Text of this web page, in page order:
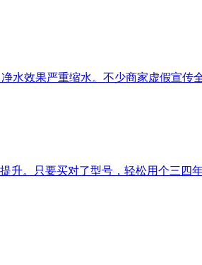
水效果严重缩水。不少商家虚假宣传
升。只要买对了型号，轻松用个三四